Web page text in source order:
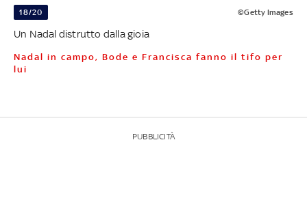
18/20 ©Getty Images
Un Nadal distrutto dalla gioia
Nadal in campo, Bode e Francisca fanno il tifo per
lui
PUBBLICITÀ